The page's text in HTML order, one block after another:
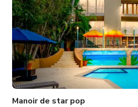
Manoir de star pop